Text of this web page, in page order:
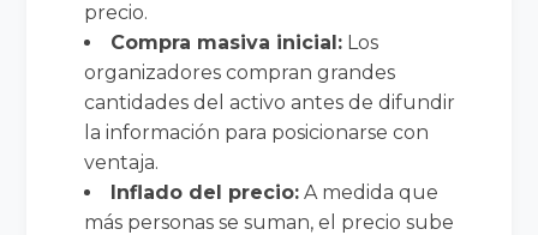
precio.
Compra masiva inicial: Los
organizadores compran grandes
cantidades del activo antes de difundir
la información para posicionarse con
ventaja.
Inflado del precio: A medida que
más personas se suman, el precio sube